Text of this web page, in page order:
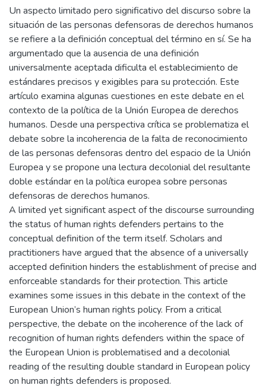
Un aspecto limitado pero significativo del discurso sobre la
situación de las personas defensoras de derechos humanos
se refiere a la definición conceptual del término en sí. Se ha
argumentado que la ausencia de una definición
universalmente aceptada dificulta el establecimiento de
estándares precisos y exigibles para su protección. Este
artículo examina algunas cuestiones en este debate en el
contexto de la política de la Unión Europea de derechos
humanos. Desde una perspectiva crítica se problematiza el
debate sobre la incoherencia de la falta de reconocimiento
de las personas defensoras dentro del espacio de la Unión
Europea y se propone una lectura decolonial del resultante
doble estándar en la política europea sobre personas
defensoras de derechos humanos.
A limited yet significant aspect of the discourse surrounding
the status of human rights defenders pertains to the
conceptual definition of the term itself. Scholars and
practitioners have argued that the absence of a universally
accepted definition hinders the establishment of precise and
enforceable standards for their protection. This article
examines some issues in this debate in the context of the
European Union’s human rights policy. From a critical
perspective, the debate on the incoherence of the lack of
recognition of human rights defenders within the space of
the European Union is problematised and a decolonial
reading of the resulting double standard in European policy
on human rights defenders is proposed.